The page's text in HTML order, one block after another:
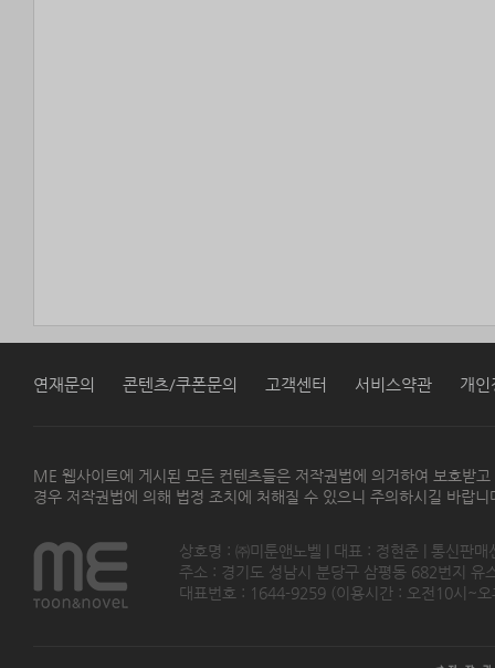
연재문의 콘텐츠/쿠폰문의 고객센터 서비스약관 개인
ME 웹사이트에 게시된 모든 컨텐츠들은 저작권법에 의거하여 보호받
경우 저작권법에 의해 법정 조치에 처해질 수 있으니 주의하시길 바랍니
상호명 : ㈜미툰앤노벨 | 대표 : 정현준 | 통신판
주소 : 경기도 성남시 분당구 삼평동 682번지
대표번호 : 1644-9259 (이용시간 : 오전10시~